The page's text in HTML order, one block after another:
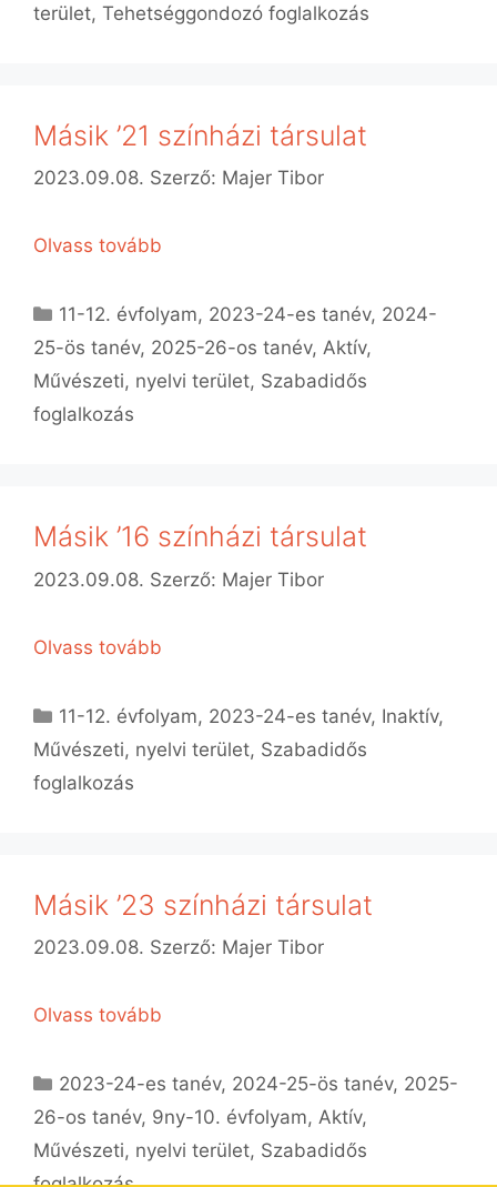
terület, Tehetséggondozó foglalkozás
Másik ’21 színházi társulat
2023.09.08. Szerző: Majer Tibor
Olvass tovább
Kategória
11-12. évfolyam, 2023-24-es tanév, 2024-
25-ös tanév, 2025-26-os tanév, Aktív,
Művészeti, nyelvi terület, Szabadidős
foglalkozás
Másik ’16 színházi társulat
2023.09.08. Szerző: Majer Tibor
Olvass tovább
Kategória
11-12. évfolyam, 2023-24-es tanév, Inaktív,
Művészeti, nyelvi terület, Szabadidős
foglalkozás
Másik ’23 színházi társulat
2023.09.08. Szerző: Majer Tibor
Olvass tovább
Kategória
2023-24-es tanév, 2024-25-ös tanév, 2025-
26-os tanév, 9ny-10. évfolyam, Aktív,
Művészeti, nyelvi terület, Szabadidős